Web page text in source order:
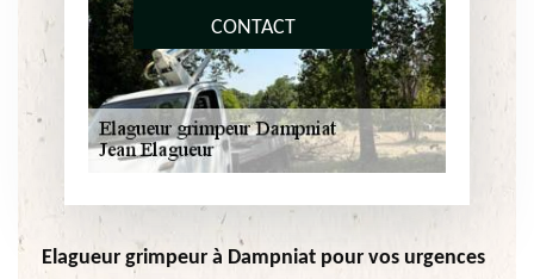
CONTACT
Elagueur grimpeur à Dampniat pour vos urgences